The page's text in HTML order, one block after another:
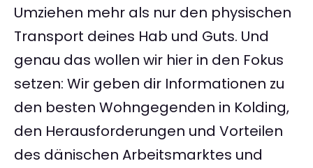
Umziehen mehr als nur den physischen
Transport deines Hab und Guts. Und
genau das wollen wir hier in den Fokus
setzen: Wir geben dir Informationen zu
den besten Wohngegenden in Kolding,
den Herausforderungen und Vorteilen
des dänischen Arbeitsmarktes und